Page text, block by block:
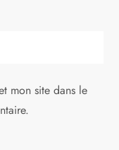
mon site dans le